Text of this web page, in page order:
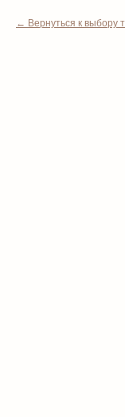
Вернуться к выбору